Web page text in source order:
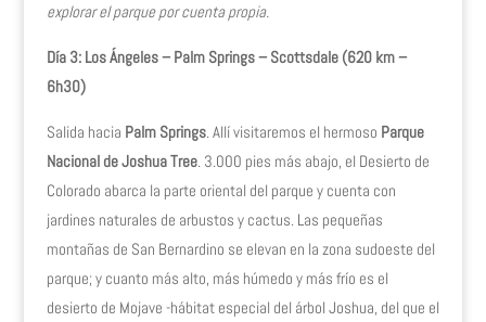
explorar el parque por cuenta propia.
Día 3: Los Ángeles – Palm Springs – Scottsdale (620 km –
6h30)
Salida hacia Palm Springs. Allí visitaremos el hermoso Parque
Nacional de Joshua Tree. 3.000 pies más abajo, el Desierto de
Colorado abarca la parte oriental del parque y cuenta con
jardines naturales de arbustos y cactus. Las pequeñas
montañas de San Bernardino se elevan en la zona sudoeste del
parque; y cuanto más alto, más húmedo y más frío es el
desierto de Mojave -hábitat especial del árbol Joshua, del que el